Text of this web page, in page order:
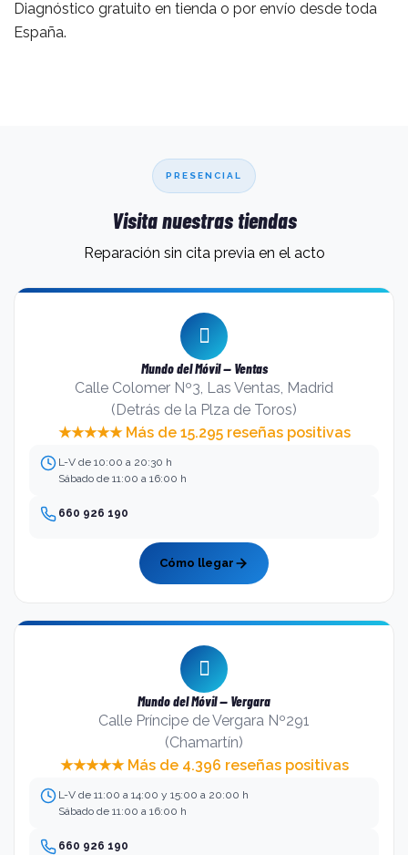
Diagnóstico gratuito en tienda o por envío desde toda
España.
PRESENCIAL
Visita nuestras tiendas
Reparación sin cita previa en el acto
Mundo del Móvil — Ventas
Calle Colomer Nº3, Las Ventas, Madrid
(Detrás de la Plza de Toros)
★★★★★ Más de 15.295 reseñas positivas
L-V de 10:00 a 20:30 h
Sábado de 11:00 a 16:00 h
660 926 190
Cómo llegar
Mundo del Móvil — Vergara
Calle Príncipe de Vergara Nº291
(Chamartín)
★★★★★ Más de 4.396 reseñas positivas
L-V de 11:00 a 14:00 y 15:00 a 20:00 h
Sábado de 11:00 a 16:00 h
660 926 190